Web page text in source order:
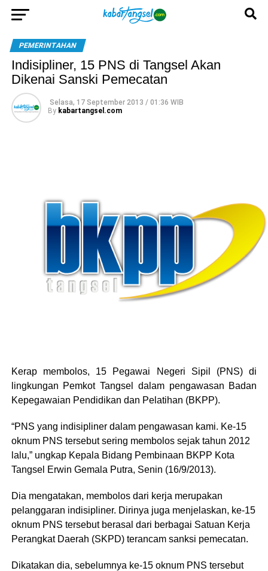
PEMERINTAHAN
Indisipliner, 15 PNS di Tangsel Akan
Dikenai Sanski Pemecatan
Selasa, 17 September 2013 / 01:36 WIB
By kabartangsel.com
Kerap membolos, 15 Pegawai Negeri Sipil (PNS) di
lingkungan Pemkot Tangsel dalam pengawasan Badan
Kepegawaian Pendidikan dan Pelatihan (BKPP).
“PNS yang indisipliner dalam pengawasan kami. Ke-15
oknum PNS tersebut sering membolos sejak tahun 2012
lalu,” ungkap Kepala Bidang Pembinaan BKPP Kota
Tangsel Erwin Gemala Putra, Senin (16/9/2013).
Dia mengatakan, membolos dari kerja merupakan
pelanggaran indisipliner. Dirinya juga menjelaskan, ke-15
oknum PNS tersebut berasal dari berbagai Satuan Kerja
Perangkat Daerah (SKPD) terancam sanksi pemecatan.
Dikatakan dia, sebelumnya ke-15 oknum PNS tersebut